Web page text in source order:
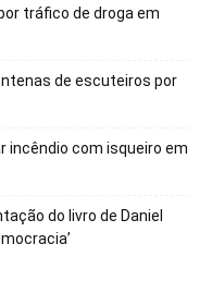
tráfico de droga em
de escuteiros por
incêndio com isqueiro em
do livro de Daniel